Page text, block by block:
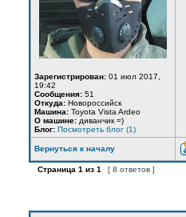
Зарегистрирован: 01 июл 2017,
19:42
Сообщения: 51
Откуда: Новороссийск
Машина: Toyota Vista Ardeo
О машине: диванчик =)
Блог: Посмотреть блог (1)
Вернуться к началу
Страница 1 из 1 [ 8 ответов ]